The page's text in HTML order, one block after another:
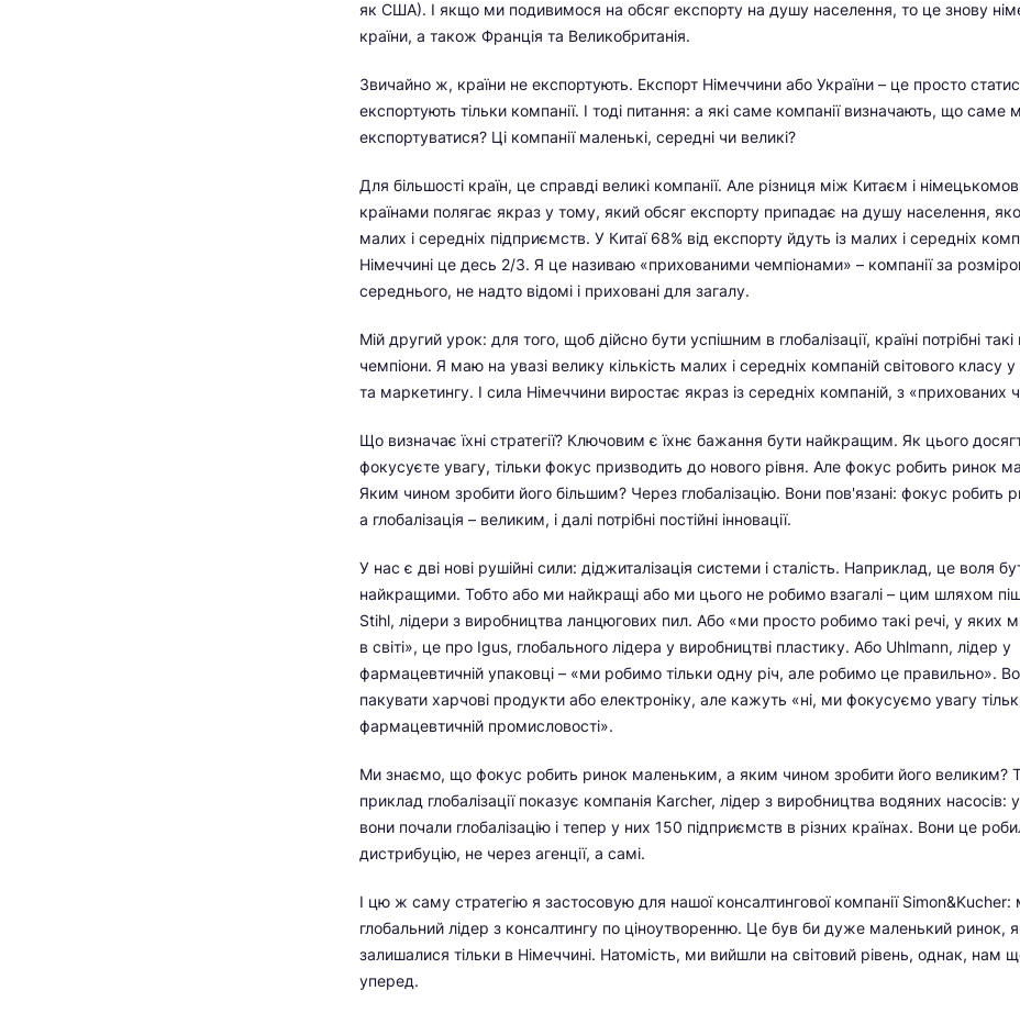
як США). І якщо ми подивимося на обсяг експорту на душу населення, то це знову
країни, а також Франція та Великобританія.
Звичайно ж, країни не експортують. Експорт Німеччини або України – це просто
експортують тільки компанії. І тоді питання: а які саме компанії визначають, що саме
експортуватися? Ці компанії маленькі, середні чи великі?
Для більшості країн, це справді великі компанії. Але різниця між Китаєм і
країнами полягає якраз у тому, який обсяг експорту припадає на душу населення,
малих і середніх підприємств. У Китаї 68% від експорту йдуть із малих і середніх
Німеччині це десь 2/3. Я це називаю «прихованими чемпіонами» – компанії за
середнього, не надто відомі і приховані для загалу.
Мій другий урок: для того, щоб дійсно бути успішним в глобалізації, країні потрібні такі
чемпіони. Я маю на увазі велику кількість малих і середніх компаній світового класу
та маркетингу. І сила Німеччини виростає якраз із середніх компаній, з «прихованих
Що визначає їхні стратегії? Ключовим є їхнє бажання бути найкращим. Як цього
фокусуєте увагу, тільки фокус призводить до нового рівня. Але фокус робить ринок
Яким чином зробити його більшим? Через глобалізацію. Вони пов'язані: фокус робить
а глобалізація – великим, і далі потрібні постійні інновації.
У нас є дві нові рушійні сили: діджиталізація системи і сталість. Наприклад, це воля
найкращими. Тобто або ми найкращі або ми цього не робимо взагалі – цим шляхом
Stihl, лідери з виробництва ланцюгових пил. Або «ми просто робимо такі речі, у яких
в світі», це про Igus, глобального лідера у виробництві пластику. Або Uhlmann, лідер у
фармацевтичній упаковці – «ми робимо тільки одну річ, але робимо це правильно».
пакувати харчові продукти або електроніку, але кажуть «ні, ми фокусуємо увагу
фармацевтичній промисловості».
Ми знаємо, що фокус робить ринок маленьким, а яким чином зробити його великим?
приклад глобалізації показує компанія Karcher, лідер з виробництва водяних насосів:
вони почали глобалізацію і тепер у них 150 підприємств в різних країнах. Вони це
дистрибуцію, не через агенції, а самі.
І цю ж саму стратегію я застосовую для нашої консалтингової компанії Simon&Kucher:
глобальний лідер з консалтингу по ціноутворенню. Це був би дуже маленький ринок,
залишалися тільки в Німеччині. Натомість, ми вийшли на світовий рівень, однак, нам
уперед.